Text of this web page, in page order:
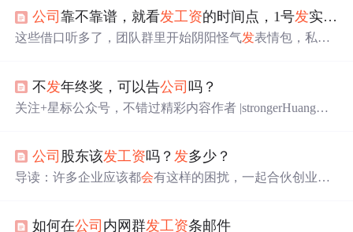
现实中还是有很多公司如果员工不主动去查去要，可
能不会主动给员工 发工资条，问题是，这样做是否合法
单位必须书面记录支付劳动者工资 的数额、时间、领取者
的姓名以及签字，并保存两年以上备查。用人单位在支付
工资 时应向劳动者提供一份其个人的 工资 清单。依据
公司靠不靠谱，就看发工资的时间点，1号发实力雄厚，5号
这些借口听多了，团队群里开始阴阳怪气发表情包，私下
谱，就看发工资 的时间点，1号 发实力雄厚，5号
谱，10号发管理规范，15号发中规中矩，20号发勉强还
工资才是硬道理。我们常说"干得好不如嫁得好"，其实在
职场，"选得好"同样重要，入职前一定要打听清楚 公司
工资 的时间点和稳定性。
不发年终奖，可以告公司吗？
关注+星标公众号，不错过精彩内容作者 |strongerHuang微
继续在岗的肯定人还不少，其中有那么一部分人，还在苦
苦等待老板的年终奖。这里先问下大家，你们发了年终奖
发 了年终奖...
公司 股东该发工资吗？ 发多少？
导读：许多企业应该都会有这样的困扰，一起合伙创业的
律规定、或行业规定、或根据与员工之间的...
如何在公司 内网群发工资条邮件